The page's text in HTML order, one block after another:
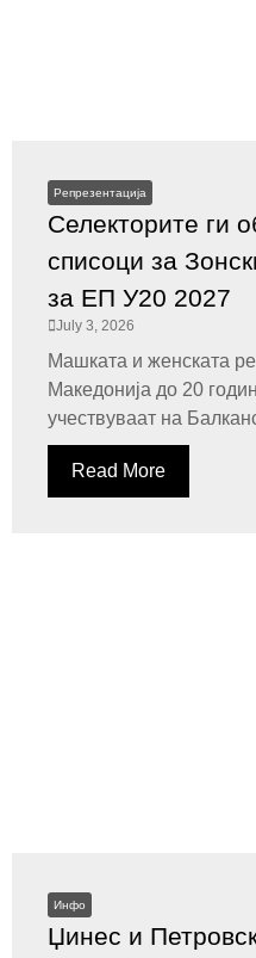
Репрезентација
Селекторите ги
списоци за
за ЕП У20 2027
July 3, 2026
Машката и женската
Македонија до 20
учествуваат на
Read More
Инфо
Џинес и